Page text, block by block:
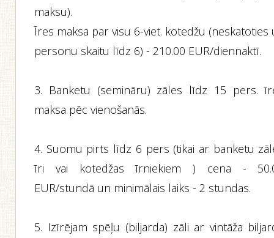
maksu).
Īres maksa par visu 6-viet. kotedžu (neskatoties
personu skaitu līdz 6) - 210.00 EUR/diennaktī.
3. Banketu (semināru) zāles līdz 15 pers.
maksa pēc vienošanās.
4. Suomu pirts līdz 6 pers (tikai ar banketu
īri vai kotedžas īrniekiem ) cena -
EUR/stundā un minimālais laiks - 2 stundas.
5. Izīrējam spēļu (biljarda) zāli ar vintāža